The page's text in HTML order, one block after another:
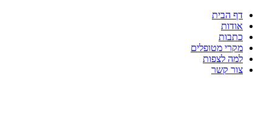
דף הבית
אודות
כתבות
מקרי מטופלים
למה לצפות
צור קשר